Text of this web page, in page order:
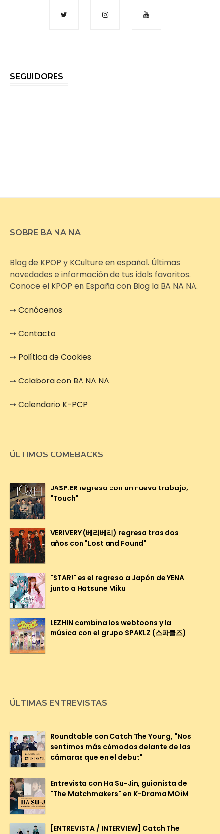
SEGUIDORES
SOBRE BA NA NA
Blog de KPOP y KCulture en español. Últimas
novedades e información de tus idols favoritos.
Conoce el KPOP en España con Blog la BA NA NA.
➙Conócenos
➙Contacto
➙ Política de Cookies
➙Colabora con BA NA NA
➙Calendario K-POP
ÚLTIMOS COMEBACKS
JASP.ER regresa con un nuevo trabajo,
"Touch"
VERIVERY (베리베리) regresa tras dos
años con "Lost and Found"
"STAR!" es el regreso a Japón de YENA
junto a Hatsune Miku
LEZHIN combina los webtoons y la
música con el grupo SPAKLZ (스파클즈)
ÚLTIMAS ENTREVISTAS
Roundtable con Catch The Young, "Nos
sentimos más cómodos delante de las
cámaras que en el debut"
Entrevista con Ha Su-Jin, guionista de
"The Matchmakers" en K-Drama MOiM
[ENTREVISTA / INTERVIEW] Catch The